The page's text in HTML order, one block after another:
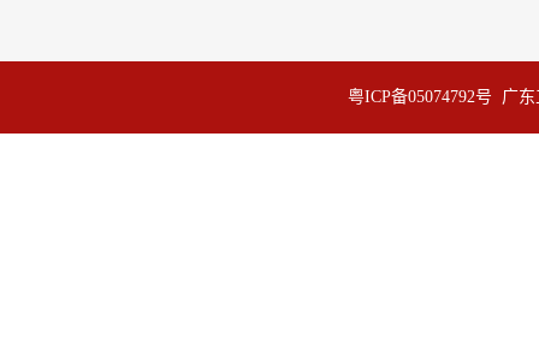
粤ICP备05074792号 广